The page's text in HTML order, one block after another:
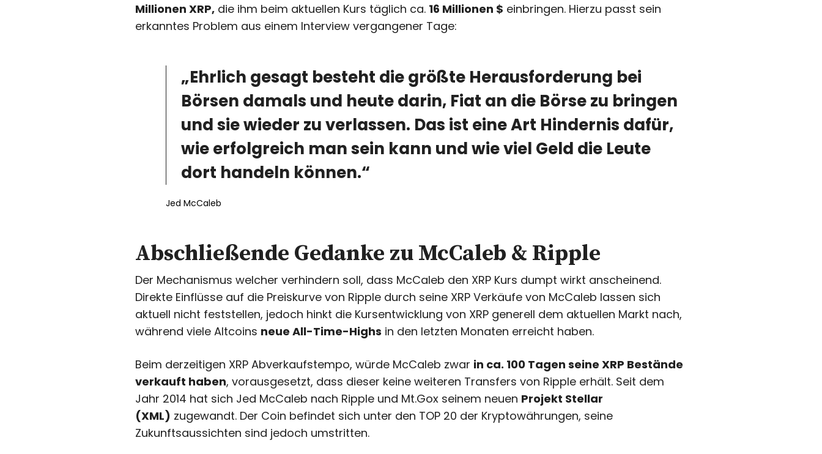
Millionen XRP, die ihm beim aktuellen Kurs täglich ca. 16 Millionen $ einbringen. Hierzu passt sein
erkanntes Problem aus einem Interview vergangener Tage:
„Ehrlich gesagt besteht die größte Herausforderung bei
Börsen damals und heute darin, Fiat an die Börse zu bringen
und sie wieder zu verlassen. Das ist eine Art Hindernis dafür,
wie erfolgreich man sein kann und wie viel Geld die Leute
dort handeln können.“
Jed McCaleb
Abschließende Gedanke zu McCaleb & Ripple
Der Mechanismus welcher verhindern soll, dass McCaleb den XRP Kurs dumpt wirkt anscheinend.
Direkte Einflüsse auf die Preiskurve von Ripple durch seine XRP Verkäufe von McCaleb lassen sich
aktuell nicht feststellen, jedoch hinkt die Kursentwicklung von XRP generell dem aktuellen Markt nach,
während viele Altcoins neue All-Time-Highs in den letzten Monaten erreicht haben.
Beim derzeitigen XRP Abverkaufstempo, würde McCaleb zwar in ca. 100 Tagen seine XRP Bestände
verkauft haben, vorausgesetzt, dass dieser keine weiteren Transfers von Ripple erhält. Seit dem
Jahr 2014 hat sich Jed McCaleb nach Ripple und Mt.Gox seinem neuen Projekt Stellar
(XML) zugewandt. Der Coin befindet sich unter den TOP 20 der Kryptowährungen, seine
Zukunftsaussichten sind jedoch umstritten.